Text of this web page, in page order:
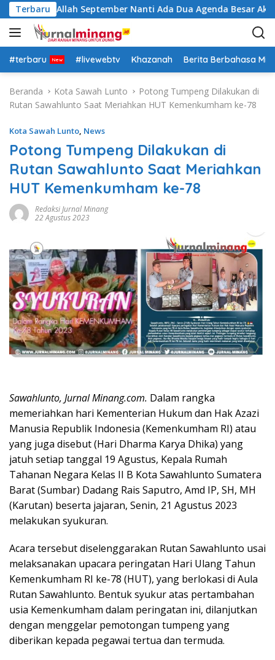
a
g
u
Terbaru
Insya Allah September Nanti Ada Dua Agenda Besar Akan
#terbaru #livewebtv Khazanah Berita Berbahasa
Beranda Kota Sawah Lunto
Potong Tumpeng Dilakukan di
Rutan Sawahlunto Saat Meriahkan HUT Kemenkumham ke-78
Kota Sawah Lunto, News
Potong Tumpeng Dilakukan di
Rutan Sawahlunto Saat Meriahkan
HUT Kemenkumham ke-78
Redaksi Jurnal Minang
22 Agustus 2023
Sawahlunto, Jurnal Minang.com. Dalam rangka
memeriahkan hari Kementerian Hukum dan Hak Azazi
Manusia Republik Indonesia (Kemenkumham RI) atau
yang juga disebut (Hari Dharma Karya Dhika) yang
jatuh setiap tanggal 19 Agustus, Kepala Rumah
Tahanan Negara Kelas II B Kota Sawahlunto Sumatera
Barat (Sumbar) Dadang Rais Saputro, Amd IP, SH, MH
(Karutan) beserta jajaran, Senin, 21 Agustus 2023
melakukan syukuran.
Acara tersebut diselenggarakan Rutan Sawahlunto usai
melaksanakan upacara peringatan Hari Ulang Tahun
Kemenkumham RI ke-78 (HUT), yang berlokasi di Aula
Rutan Sawahlunto. Bentuk syukur atas pertambahan
usia Kemenkumham dalam peringatan ini, dilanjutkan
dengan menggelar pemotongan tumpeng yang
diberikan kepada pegawai tertua dan termuda.